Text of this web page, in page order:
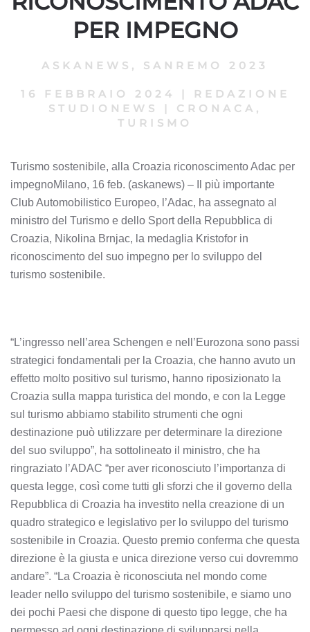
PER IMPEGNO
ASKANEWS , SANREMO 2023
16 FEBBRAIO 2024 |
REDAZIONE
STUDIONEWS
| CRONACA,
TURISMO
Turismo sostenibile, alla Croazia riconoscimento Adac per
impegnoMilano, 16 feb. (askanews) – Il più importante
Club Automobilistico Europeo, l’Adac, ha assegnato al
ministro del Turismo e dello Sport della Repubblica di
Croazia, Nikolina Brnjac, la medaglia Kristofor in
riconoscimento del suo impegno per lo sviluppo del
turismo sostenibile.
“L’ingresso nell’area Schengen e nell’Eurozona sono passi
strategici fondamentali per la Croazia, che hanno avuto un
effetto molto positivo sul turismo, hanno riposizionato la
Croazia sulla mappa turistica del mondo, e con la Legge
sul turismo abbiamo stabilito strumenti che ogni
destinazione può utilizzare per determinare la direzione
del suo sviluppo”, ha sottolineato il ministro, che ha
ringraziato l’ADAC “per aver riconosciuto l’importanza di
questa legge, così come tutti gli sforzi che il governo della
Repubblica di Croazia ha investito nella creazione di un
quadro strategico e legislativo per lo sviluppo del turismo
sostenibile in Croazia. Questo premio conferma che questa
direzione è la giusta e unica direzione verso cui dovremmo
andare”. “La Croazia è riconosciuta nel mondo come
leader nello sviluppo del turismo sostenibile, e siamo uno
dei pochi Paesi che dispone di questo tipo legge, che ha